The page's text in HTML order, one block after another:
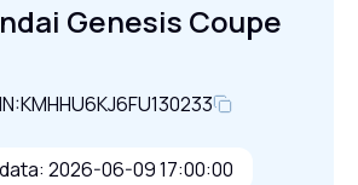
Genesis Coupe
KMHHU6KJ6FU130233
2026-06-09 17:00:00